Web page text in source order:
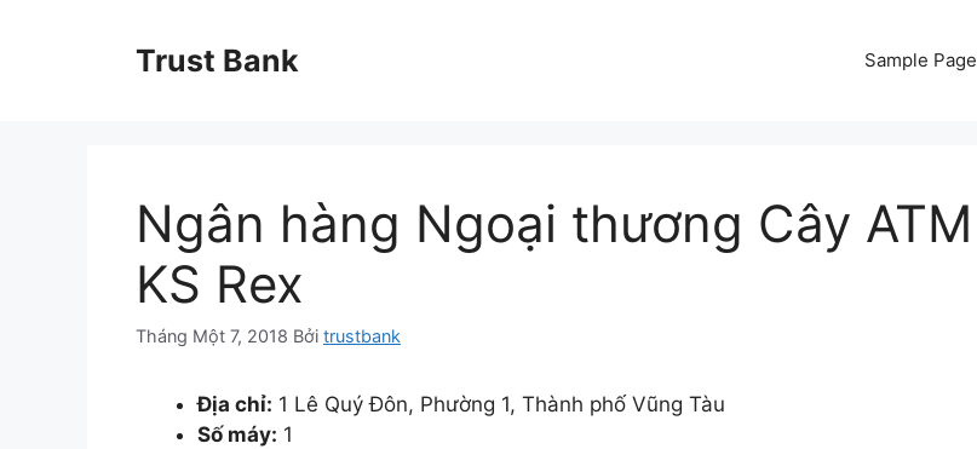
Trust Bank Sample Page
Ngân hàng Ngoại thương Cây ATM
KS Rex
Tháng Một 7, 2018 Bởi trustbank
Địa chỉ: 1 Lê Quý Đôn, Phường 1, Thành phố Vũng Tàu
Số máy: 1